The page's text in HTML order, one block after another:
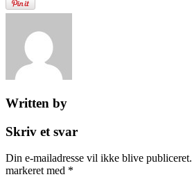
Written by
Skriv et svar
Din e-mailadresse vil ikke blive publiceret.
markeret med *